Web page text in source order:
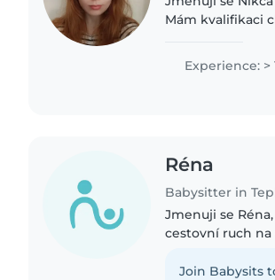
Mám kvalifikaci
dětské skupině...
Experience: >
Réna
Babysitter in
Jmenuji se
cestovní ruch
péčí o mladší
Join Babysits